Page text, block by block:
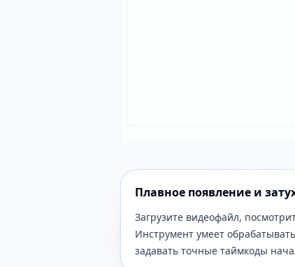
Плавное появление и
Загрузите видеофайл,
Инструмент умеет
задавать точные таймкоды